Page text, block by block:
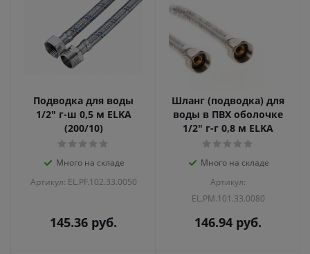
Подводка для воды
1/2" г-ш 0,5 м ELKA
(200/10)
Много на складе
Артикул: EL.PF.102.33.0050
145.36 руб.
Шланг (подводка) для
воды в ПВХ оболочке
1/2" г-г 0,8 м ELKA
Много на складе
Артикул:
EL.PM.101.33.0080
146.94 руб.